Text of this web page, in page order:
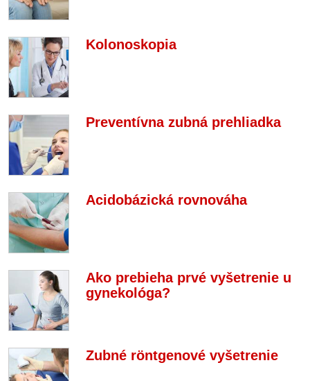
Kolonoskopia
Preventívna zubná prehliadka
Acidobázická rovnováha
Ako prebieha prvé vyšetrenie u
gynekológa?
Zubné röntgenové vyšetrenie